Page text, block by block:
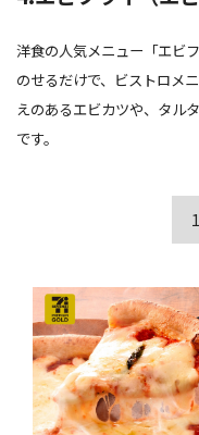
洋食の人気メニュー「エビ
のせるだけで、ビストロメ
えのあるエビカツや、タル
です。
1